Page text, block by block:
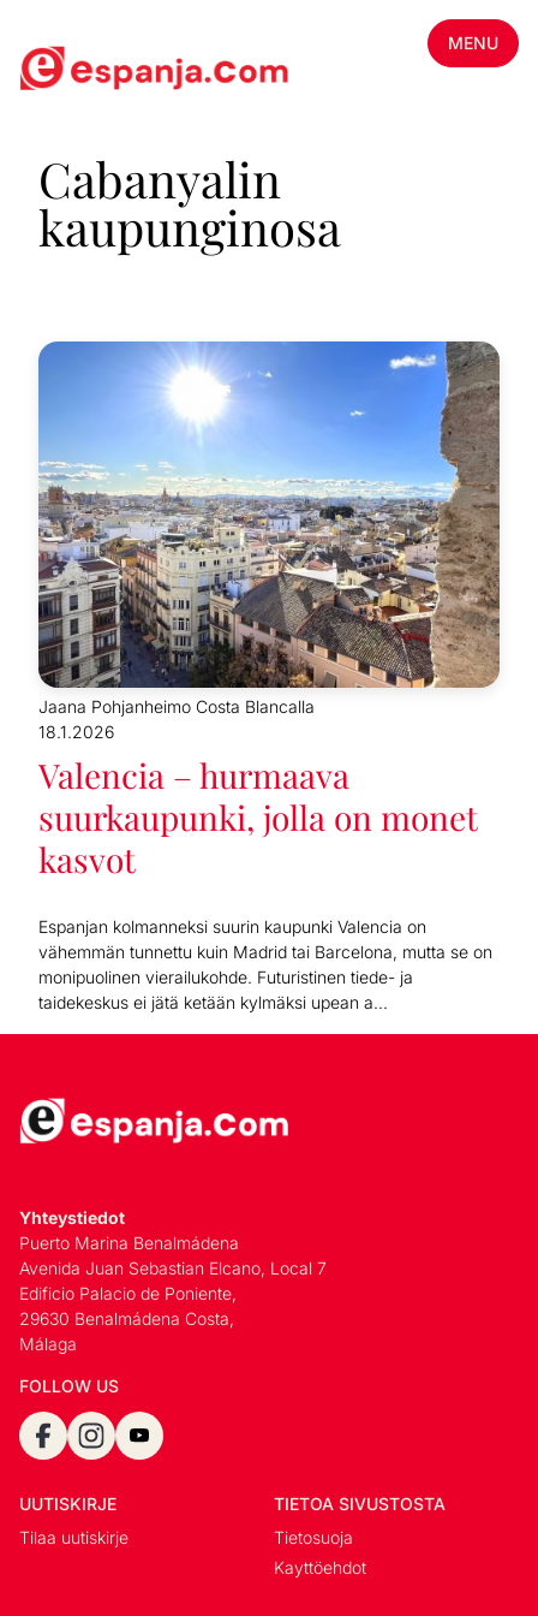
MENU
Cabanyalin
kaupunginosa
Jaana Pohjanheimo Costa Blancalla
18.1.2026
Valencia – hurmaava
suurkaupunki, jolla on monet
kasvot
Espanjan kolmanneksi suurin kaupunki Valencia on
vähemmän tunnettu kuin Madrid tai Barcelona, mutta se on
monipuolinen vierailukohde. Futuristinen tiede- ja
taidekeskus ei jätä ketään kylmäksi upean a...
Yhteystiedot
Puerto Marina Benalmádena
Avenida Juan Sebastian Elcano, Local 7
Edificio Palacio de Poniente,
29630 Benalmádena Costa,
Málaga
FOLLOW US
UUTISKIRJE
Tilaa uutiskirje
TIETOA SIVUSTOSTA
Tietosuoja
Kayttöehdot